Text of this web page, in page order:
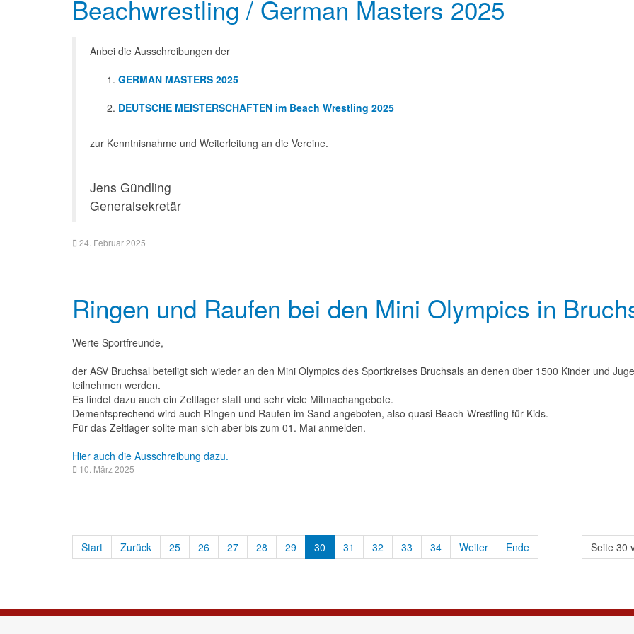
Beachwrestling / German Masters 2025
Anbei die Ausschreibungen der
GERMAN MASTERS 2025
DEUTSCHE MEISTERSCHAFTEN im Beach Wrestling 2025
zur Kenntnisnahme und Weiterleitung an die Vereine.
Jens Gündling
Generalsekretär
24. Februar 2025
Ringen und Raufen bei den Mini Olympics in
Werte Sportfreunde,
der ASV Bruchsal beteiligt sich wieder an den Mini Olympics des Sportkreises Bruchsals an denen über 1500 Kinder und
teilnehmen werden.
Es findet dazu auch ein Zeltlager statt und sehr viele Mitmachangebote.
Dementsprechend wird auch Ringen und Raufen im Sand angeboten, also quasi Beach-Wrestling für Kids.
Für das Zeltlager sollte man sich aber bis zum 01. Mai anmelden.
Hier auch die Ausschreibung dazu.
10. März 2025
Seite 30
Start Zurück 25 26 27 28 29 30 31 32 33 34 Weiter Ende